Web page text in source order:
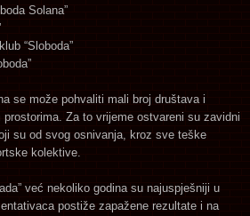
Solana”
“Sloboda”
se može pohvaliti mali broj društava i
Za to vrijeme ostvareni su zavidni
su od svog osnivanja, kroz sve teške
kolektive.
već nekoliko godina su najuspješniji u
postiže zapažene rezultate i na